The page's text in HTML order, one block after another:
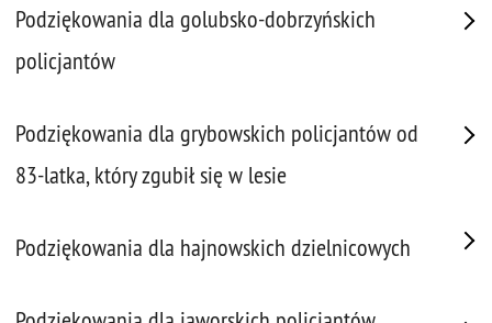
Podziękowania dla golubsko-dobrzyńskich
policjantów
Podziękowania dla grybowskich policjantów od
83-latka, który zgubił się w lesie
Podziękowania dla hajnowskich dzielnicowych